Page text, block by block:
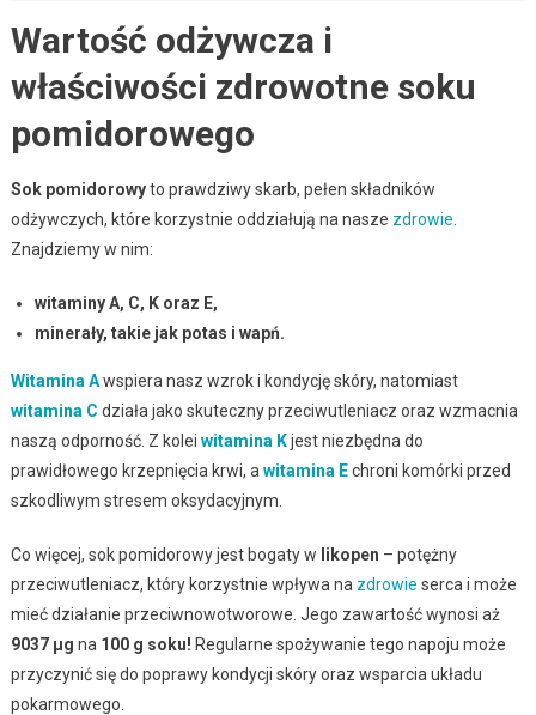
Wartość odżywcza i
właściwości zdrowotne soku
pomidorowego
Sok pomidorowyto prawdziwy skarb, pełen składników
odżywczych, które korzystnie oddziałują na nasze zdrowie
Znajdziemy w nim:
witaminy A, C, K oraz E,
minerały, takie jak potas i wapń.
Witamina Awspiera nasz wzrok i kondycję skóry, natomiast
witamina C działa jako skuteczny przeciwutleniacz oraz wzmacnia
naszą odporność. Z kolei witamina Kjest niezbędna do
prawidłowego krzepnięcia krwi, a witamina Echroni komórki przed
szkodliwym stresem oksydacyjnym.
Co więcej, sok pomidorowy jest bogaty w likopen – potężny
przeciwutleniacz, który korzystnie wpływa na zdrowie serca i może
mieć działanie przeciwnowotworowe. Jego zawartość wynosi aż
9037 µg na 100 g soku! Regularne spożywanie tego napoju może
przyczynić się do poprawy kondycji skóry oraz wsparcia układu
pokarmowego.